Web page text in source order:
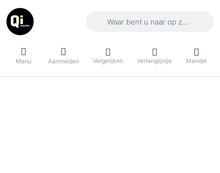
Menu Aanmelden Vergelijken Verlanglijstje Mandje